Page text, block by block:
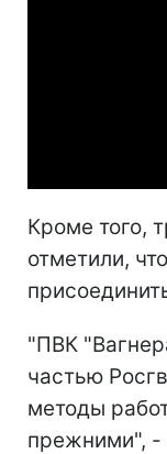
Кроме того,
отметили,
"ПВК
частью
методы
прежними", -